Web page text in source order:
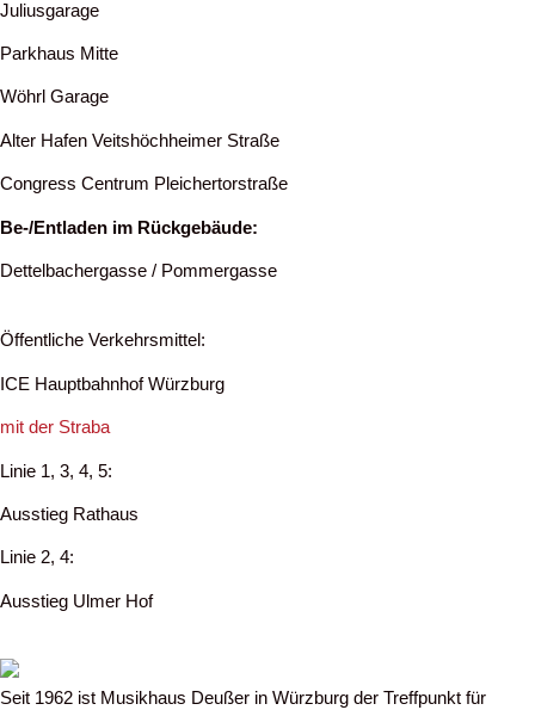
Juliusgarage
Parkhaus Mitte
Wöhrl Garage
Alter Hafen Veitshöchheimer Straße
Congress Centrum Pleichertorstraße
Be-/Entladen im Rückgebäude:
Dettelbachergasse / Pommergasse
Öffentliche Verkehrsmittel:
ICE Hauptbahnhof Würzburg
mit der Straba
Linie 1, 3, 4, 5:
Ausstieg Rathaus
Linie 2, 4:
Ausstieg Ulmer Hof
Seit 1962 ist Musikhaus Deußer in Würzburg der Treffpunkt für